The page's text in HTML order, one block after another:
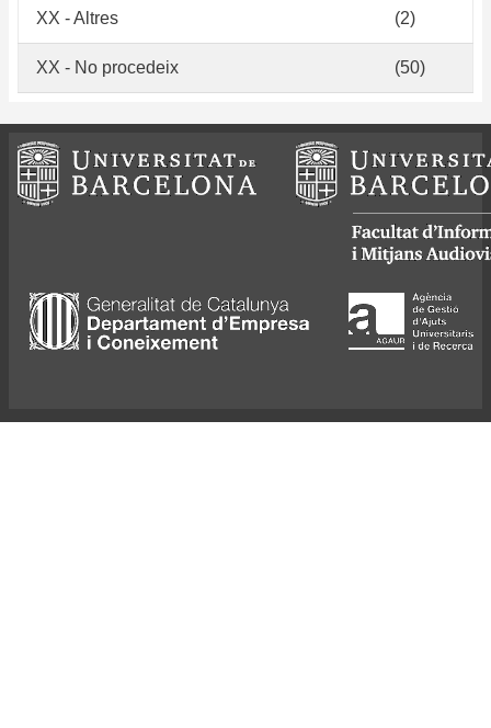
XX - Altres (2)
XX - No procedeix (50)